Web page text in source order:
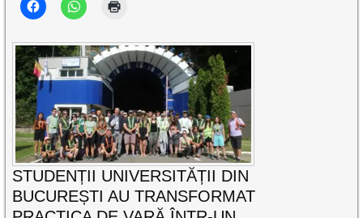
STUDENȚII UNIVERSITĂȚII DIN
BUCUREȘTI AU TRANSFORMAT